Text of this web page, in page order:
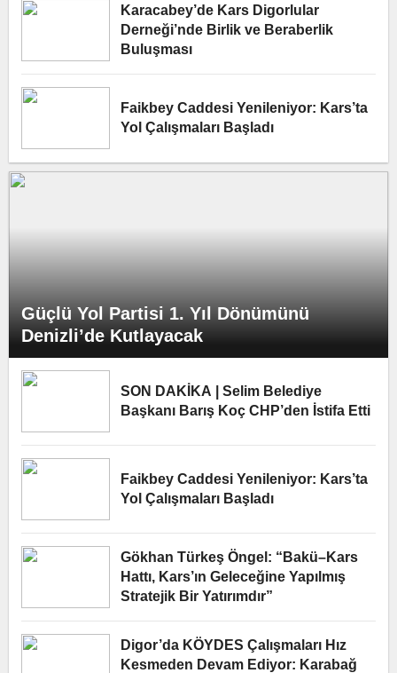
Karacabey’de Kars Digorlular
Derneği’nde Birlik ve Beraberlik
Buluşması
Faikbey Caddesi Yenileniyor: Kars’ta
Yol Çalışmaları Başladı
Güçlü Yol Partisi 1. Yıl Dönümünü
Denizli’de Kutlayacak
SON DAKİKA | Selim Belediye
Başkanı Barış Koç CHP’den İstifa Etti
Faikbey Caddesi Yenileniyor: Kars’ta
Yol Çalışmaları Başladı
Gökhan Türkeş Öngel: “Bakü–Kars
Hattı, Kars’ın Geleceğine Yapılmış
Stratejik Bir Yatırımdır”
Digor’da KÖYDES Çalışmaları Hız
Kesmeden Devam Ediyor: Karabağ